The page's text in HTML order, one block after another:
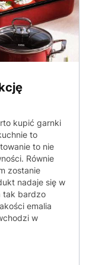
kupić garnki
to
to nie
Równie
zostanie
nadaje się w
tak bardzo
emalia
w